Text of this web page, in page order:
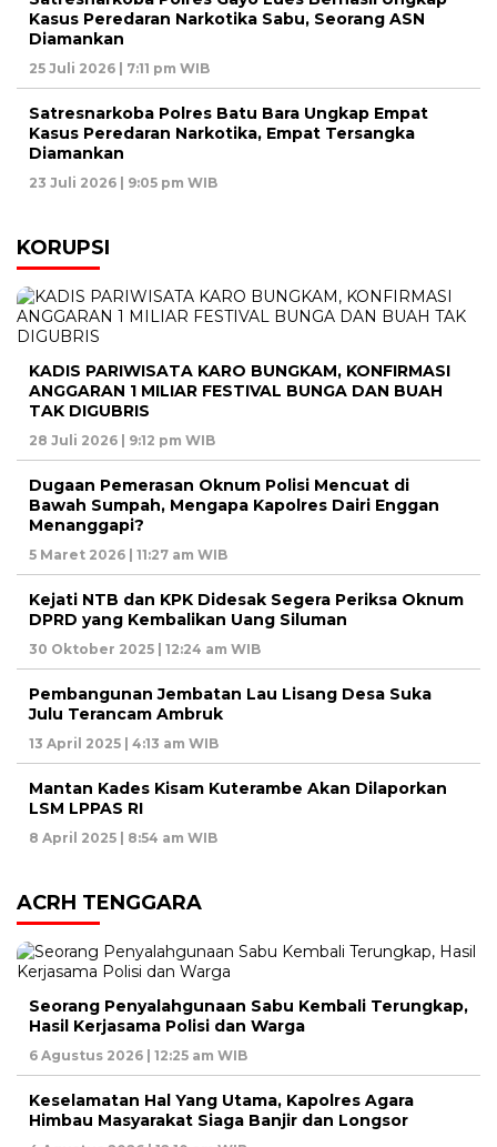
Kasus Peredaran Narkotika Sabu, Seorang ASN
Diamankan
25 Juli 2026 | 7:11 pm WIB
Satresnarkoba Polres Batu Bara Ungkap Empat
Kasus Peredaran Narkotika, Empat Tersangka
Diamankan
23 Juli 2026 | 9:05 pm WIB
KORUPSI
KADIS PARIWISATA KARO BUNGKAM, KONFIRMASI
ANGGARAN 1 MILIAR FESTIVAL BUNGA DAN BUAH
TAK DIGUBRIS
28 Juli 2026 | 9:12 pm WIB
Dugaan Pemerasan Oknum Polisi Mencuat di
Bawah Sumpah, Mengapa Kapolres Dairi Enggan
Menanggapi?
5 Maret 2026 | 11:27 am WIB
Kejati NTB dan KPK Didesak Segera Periksa Oknum
DPRD yang Kembalikan Uang Siluman
30 Oktober 2025 | 12:24 am WIB
Pembangunan Jembatan Lau Lisang Desa Suka
Julu Terancam Ambruk
13 April 2025 | 4:13 am WIB
Mantan Kades Kisam Kuterambe Akan Dilaporkan
LSM LPPAS RI
8 April 2025 | 8:54 am WIB
ACRH TENGGARA
Seorang Penyalahgunaan Sabu Kembali Terungkap,
Hasil Kerjasama Polisi dan Warga
6 Agustus 2026 | 12:25 am WIB
Keselamatan Hal Yang Utama, Kapolres Agara
Himbau Masyarakat Siaga Banjir dan Longsor